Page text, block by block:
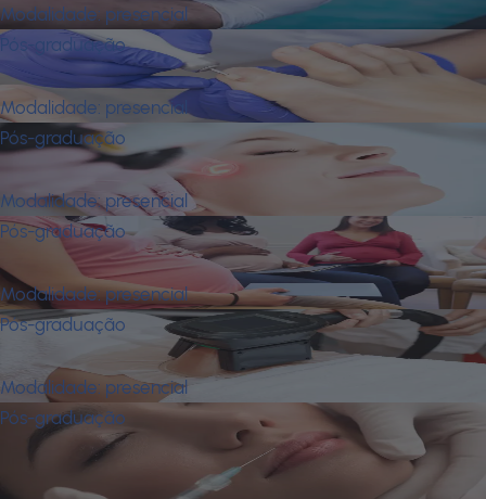
Modalidade: presencial
Pós-graduação
Enfermagem em Podiatria Clínica
Modalidade: presencial
Pós-graduação
Enfermagem Estética
Modalidade: presencial
Pós-graduação
Enfermagem Obstétrica
Modalidade: presencial
Pós-graduação
Farmácia Estética
Modalidade: presencial
Pós-graduação
Fisioterapia Dermatofuncional e
Cosmetologia